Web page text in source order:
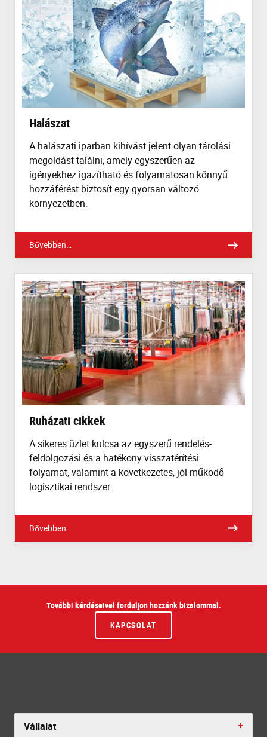
Halászat
A halászati iparban kihívást jelent olyan tárolási
megoldást találni, amely egyszerűen az
igényekhez igazítható és folyamatosan könnyű
hozzáférést biztosít egy gyorsan változó
környezetben.
Bővebben…
Ruházati cikkek
A sikeres üzlet kulcsa az egyszerű rendelés-
feldolgozási és a hatékony visszatérítési
folyamat, valamint a következetes, jól működő
logisztikai rendszer.
Bővebben…
További kérdéseivel forduljon hozzánk bizalommal.
KAPCSOLAT
Vállalat